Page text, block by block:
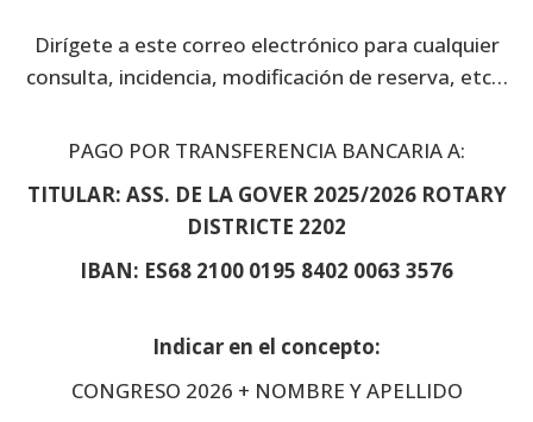
Dirígete a este correo electrónico para cualquier
consulta, incidencia, modificación de reserva, etc…
PAGO POR TRANSFERENCIA BANCARIA A:
TITULAR: ASS. DE LA GOVER 2025/2026 ROTARY
DISTRICTE 2202
IBAN: ES68 2100 0195 8402 0063 3576
Indicar en el concepto:
CONGRESO 2026 + NOMBRE Y APELLIDO